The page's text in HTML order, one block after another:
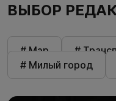
ВЫБОР
# Мэр #
# Милый город